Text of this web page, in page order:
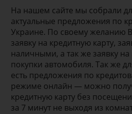
На нашем сайте мы собрали
актуальные предложения по
Украине. По своему желанию
заявку на кредитную карту,
наличными, а так же заявку на
покупки автомобиля. Так же
есть предложения по
режиме онлайн — можно
кредитную карту без
за 7 минут не выходя из